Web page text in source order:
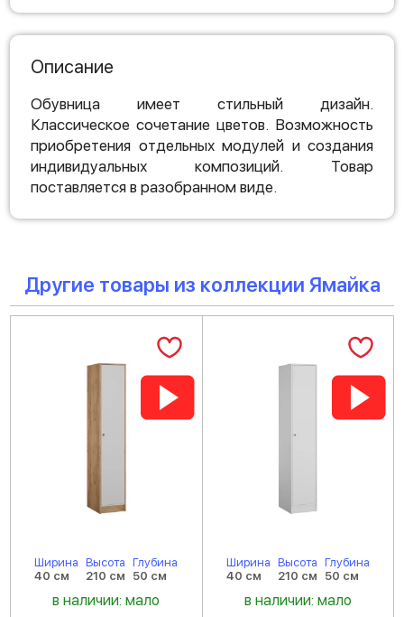
Описание
Обувница имеет стильный дизайн.
Классическое сочетание цветов. Возможность
приобретения отдельных модулей и создания
индивидуальных композиций. Товар
поставляется в разобранном виде.
Другие товары из коллекции Ямайка
Ширина
40 см
Высота
210 см
Глубина
50 см
в наличии: мало
Ширина
40 см
Высота
210 см
Глубина
50 см
в наличии: мало